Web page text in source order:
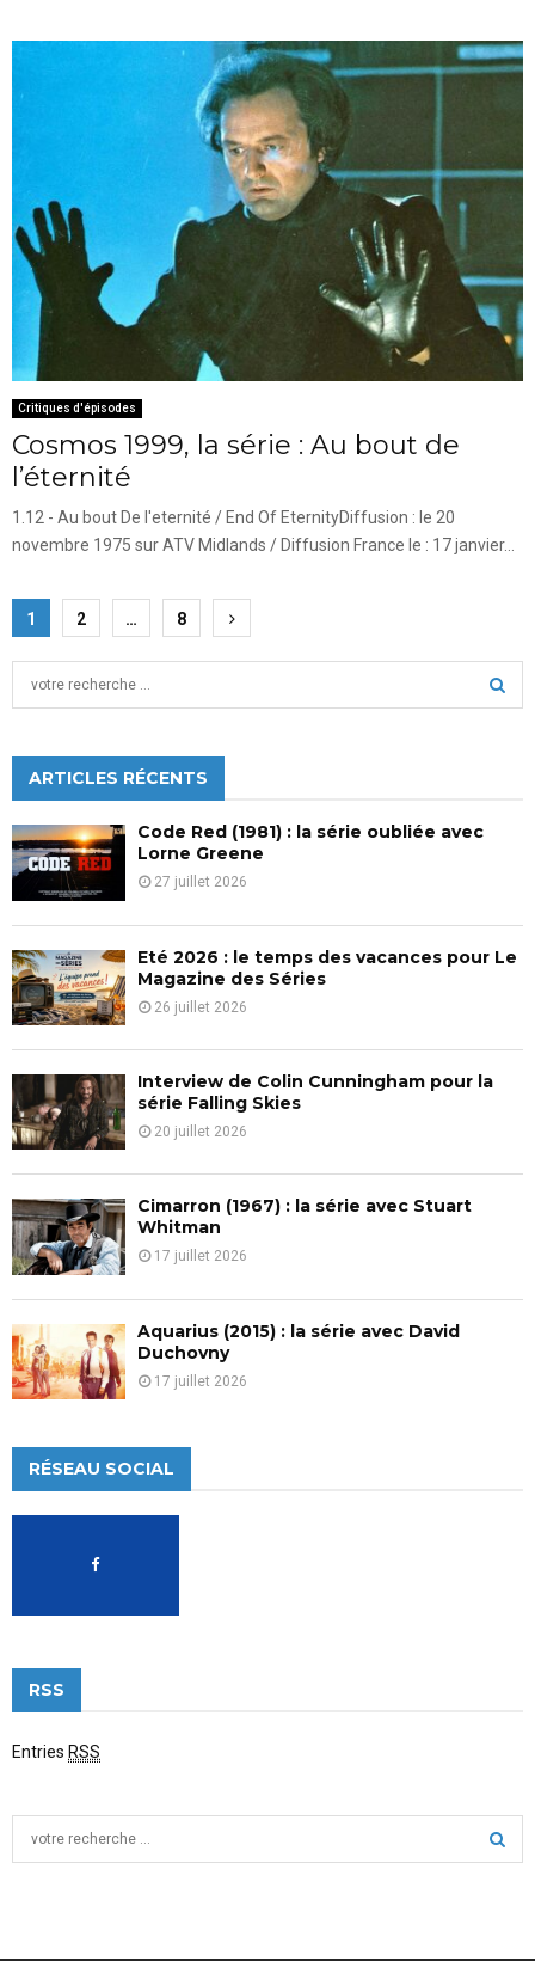
Critiques d'épisodes
Cosmos 1999, la série : Au bout de
l’éternité
1.12 - Au bout De l'eternité / End Of EternityDiffusion : le 20
novembre 1975 sur ATV Midlands / Diffusion France le : 17 janvier...
Pagination
des
publications
1 2 … 8
h
f
o
r
:
C
ARTICLES RÉCENTS
Code Red (1981) : la série oubliée avec
Lorne Greene
27 juillet 2026
Eté 2026 : le temps des vacances pour Le
Magazine des Séries
26 juillet 2026
Interview de Colin Cunningham pour la
série Falling Skies
20 juillet 2026
Cimarron (1967) : la série avec Stuart
Whitman
17 juillet 2026
Aquarius (2015) : la série avec David
Duchovny
17 juillet 2026
RÉSEAU SOCIAL
RSS
Entries RSS